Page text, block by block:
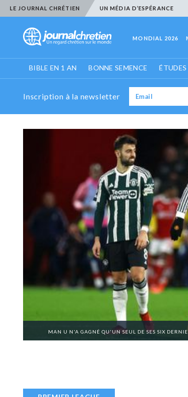
LE JOURNAL CHRÉTIEN UN MÉDIA D’ESPÉRANCE
MONDIAL 2026
BIBLE EN 1 AN BONNE SEMENCE
Inscription à la newsletter
MAN U N'A GAGNÉ QU'UN SEUL DE SES SIX